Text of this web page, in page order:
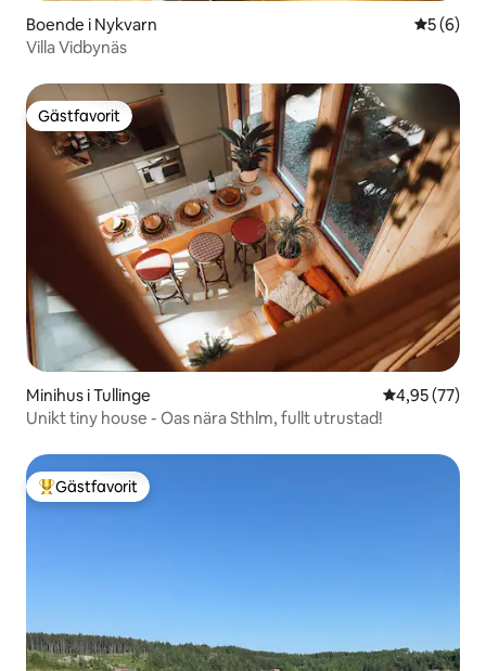
Boende i Nykvarn 5 av 5 i
5 (6)
Villa Vidbynäs
Gästfavorit
Gästfavorit
Minihus i Tullinge 4,95 av 5 i
4,95 (77)
Unikt tiny house - Oas nära Sthlm, fullt utrustad!
Populär gästfavorit
Gästfavorit